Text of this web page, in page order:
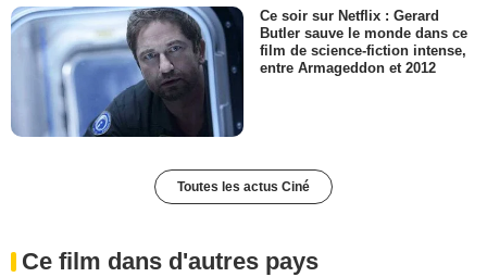
Ce soir sur Netflix : Gerard
Butler sauve le monde dans ce
film de science-fiction intense,
entre Armageddon et 2012
Toutes les actus Ciné
Ce film dans d'autres pays